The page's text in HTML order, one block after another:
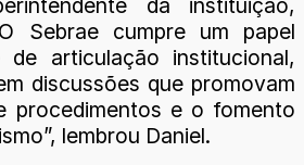
da instituição,
Sebrae cumpre um papel
de articulação institucional,
discussões que promovam
procedimentos e o fomento
lembrou Daniel.